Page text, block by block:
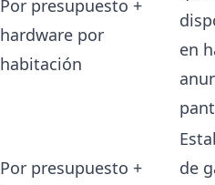
Por presupuesto +
hardware por
habitación
en
Por presupuesto +
de